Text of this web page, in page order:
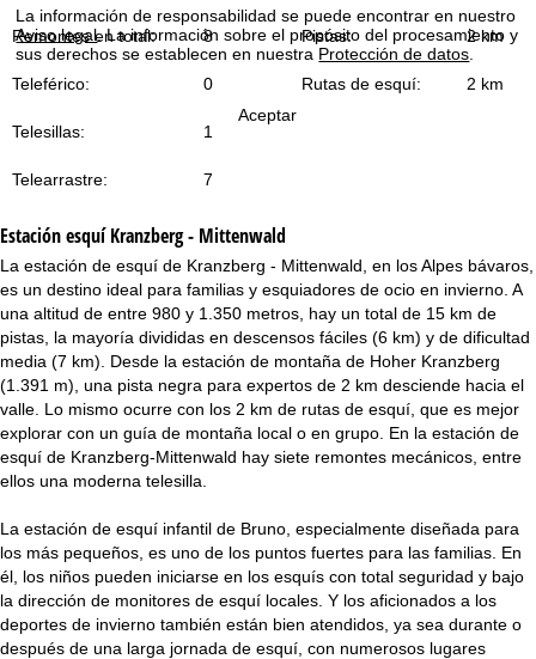
La información de responsabilidad se puede encontrar en nuestro
Aviso legal. La información sobre el propósito del procesamiento y
sus derechos se establecen en nuestra Protección de datos.
Aceptar
r
i
p
a
l
Remontes en total: 8 Pistas: 2 km
Teleférico: 0 Rutas de esquí: 2 km
Telesillas: 1
Telearrastre: 7
Estación esquíKranzberg - Mittenwald
La estación de esquí de Kranzberg - Mittenwald, en los Alpes bávaros,
es un destino ideal para familias y esquiadores de ocio en invierno. A
una altitud de entre 980 y 1.350 metros, hay un total de 15 km de
pistas, la mayoría divididas en descensos fáciles (6 km) y de dificultad
media (7 km). Desde la estación de montaña de Hoher Kranzberg
(1.391 m), una pista negra para expertos de 2 km desciende hacia el
valle. Lo mismo ocurre con los 2 km de rutas de esquí, que es mejor
explorar con un guía de montaña local o en grupo. En la estación de
esquí de Kranzberg-Mittenwald hay siete remontes mecánicos, entre
ellos una moderna telesilla.
La estación de esquí infantil de Bruno, especialmente diseñada para
los más pequeños, es uno de los puntos fuertes para las familias. En
él, los niños pueden iniciarse en los esquís con total seguridad y bajo
la dirección de monitores de esquí locales. Y los aficionados a los
deportes de invierno también están bien atendidos, ya sea durante o
después de una larga jornada de esquí, con numerosos lugares